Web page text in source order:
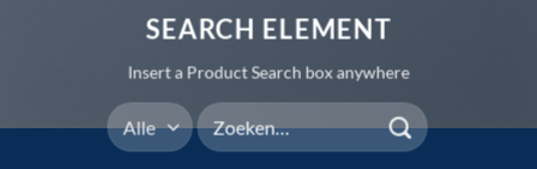
SEARCH ELEMENT
Insert a Product Search box anywhere
Zoeken
naar: